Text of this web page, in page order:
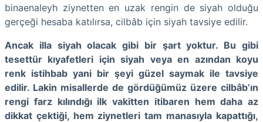
binaenaleyh ziynetten en uzak rengin de siyah olduğu
gerçeği hesaba katılırsa, cilbâb için siyah tavsiye edilir.
Ancak illa siyah olacak gibi bir şart yoktur. Bu gibi
tesettür kıyafetleri için siyah veya en azından koyu
renk istihbab yani bir şeyi güzel saymak ile tavsiye
edilir. Lakin misallerde de gördüğümüz üzere cilbâb’ın
rengi farz kılındığı ilk vakitten itibaren hem daha az
dikkat çektiği, hem ziynetleri tam manasıyla kapattığı,